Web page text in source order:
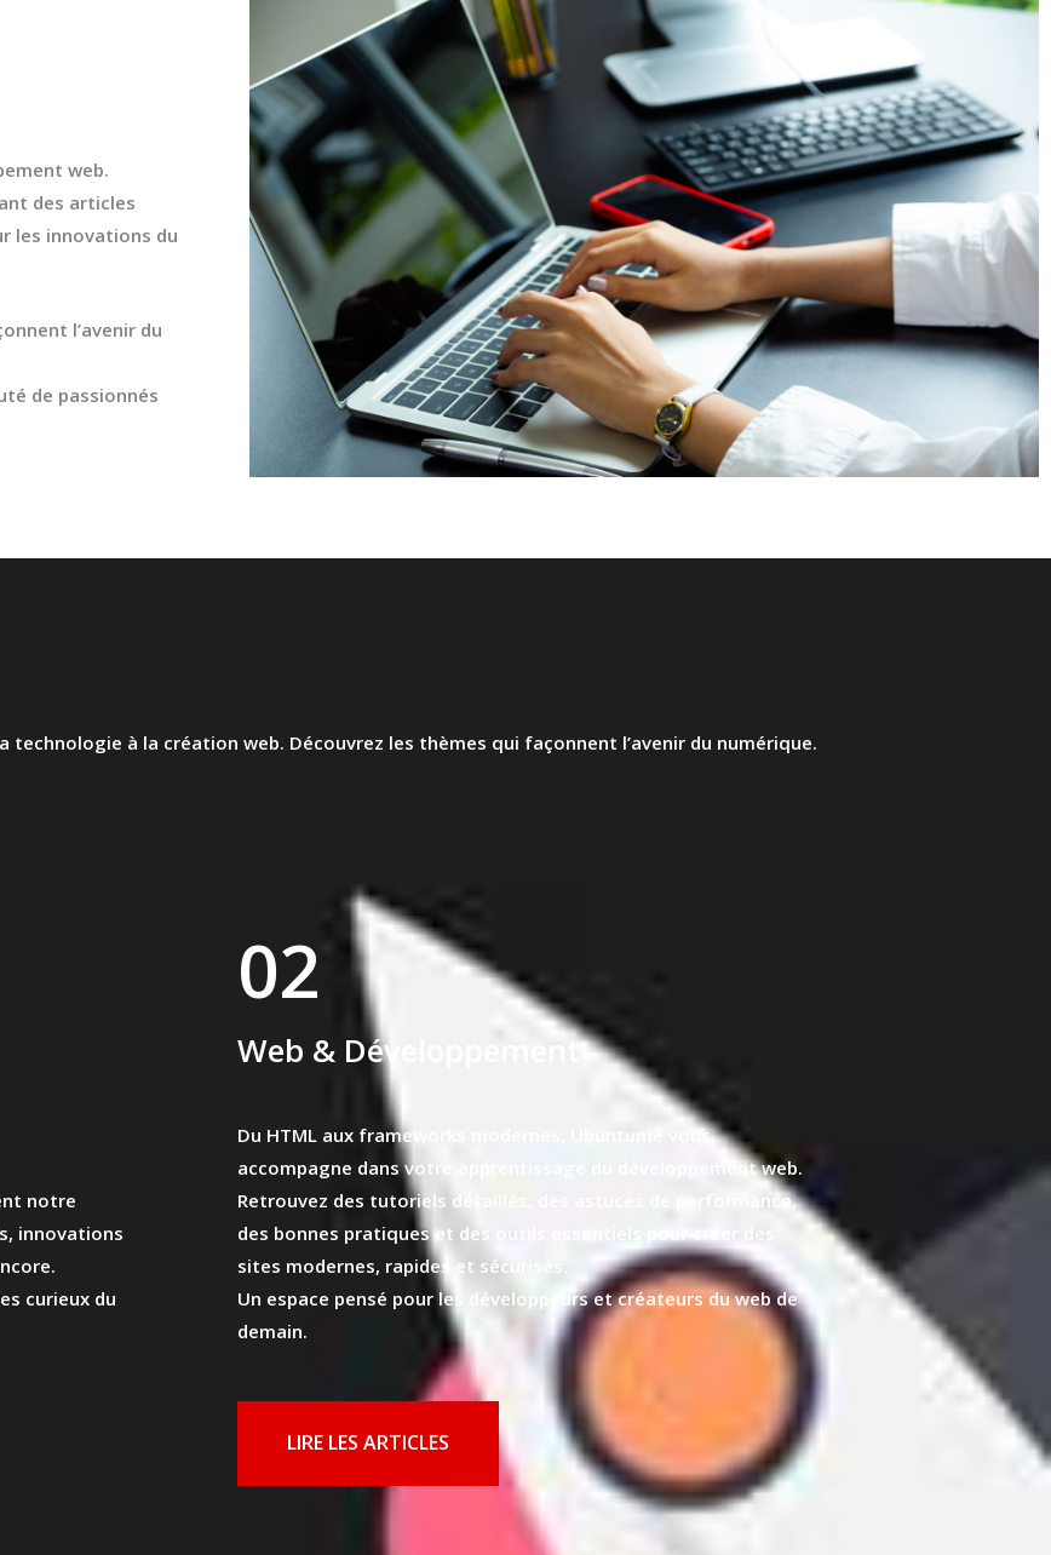
web.
des articles
les innovations du
l’avenir du
de passionnés
technologie à la création web. Découvrez les thèmes qui façonnent l’avenir du numérique.
notre
innovations
curieux du
02
Web & Développement​
Du HTML aux frameworks modernes, Ubuntume vous
accompagne dans votre apprentissage du développement web.
Retrouvez des tutoriels détaillés, des astuces de performance,
des bonnes pratiques et des outils essentiels pour créer des
sites modernes, rapides et sécurisés.
Un espace pensé pour les développeurs et créateurs du web de
demain.
LIRE LES ARTICLES